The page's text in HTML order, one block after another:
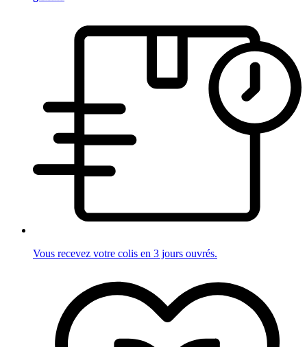
Vous recevez votre colis en 3 jours ouvrés.